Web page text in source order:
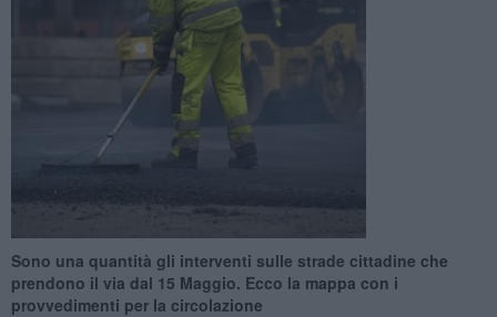
Sono una quantità gli interventi sulle strade cittadine che
prendono il via dal 15 Maggio. Ecco la mappa con i
provvedimenti per la circolazione